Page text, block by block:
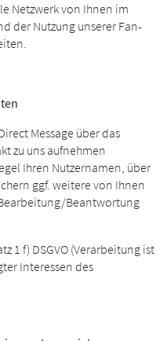
Netzwerk von Ihnen im
der Nutzung unserer Fan-
Message über das
zu uns aufnehmen
Ihren Nutzernamen, über
ggf. weitere von Ihnen
Beantwortung
1 f) DSGVO (Verarbeitung ist
Interessen des